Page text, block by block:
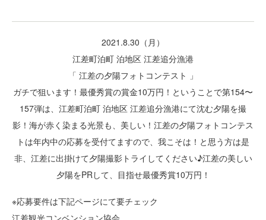
2021.8.30（月）
江差町泊町 泊地区 江差追分漁港
「 江差の夕陽フォトコンテスト 」
ガチで狙います！最優秀賞の賞金10万円！ということで第154〜
157弾は、江差町泊町 泊地区 江差追分漁港にて沈む夕陽を撮
影！海が赤く染まる光景も、美しい！江差の夕陽フォトコンテス
トは年内中の応募を受付てますので、我こそは！と思う方は是
非、江差に出掛けて夕陽撮影トライしてください♪江差の美しい
夕陽をPRして、目指せ最優秀賞10万円！
※応募要件は下記ページにて要チェック